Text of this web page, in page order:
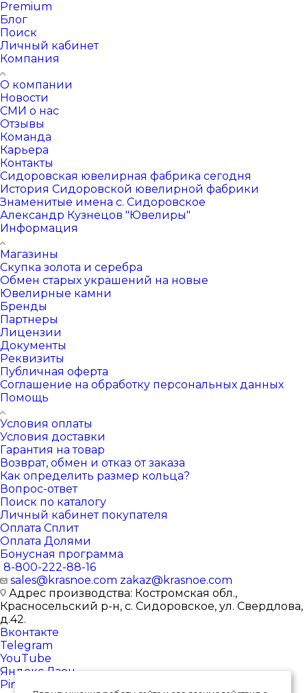
Premium
Блог
Поиск
Личный кабинет
Компания
О компании
Новости
СМИ о нас
Отзывы
Команда
Карьера
Контакты
Сидоровская ювелирная фабрика сегодня
История Сидоровской ювелирной фабрики
Знаменитые имена с. Сидоровское
Александр Кузнецов "Ювелиры"
Информация
Магазины
Скупка золота и серебра
Обмен старых украшений на новые
Ювелирные камни
Бренды
Партнеры
Лицензии
Документы
Реквизиты
Публичная оферта
Соглашение на обработку персональных данных
Помощь
Условия оплаты
Условия доставки
Гарантия на товар
Возврат, обмен и отказ от заказа
Как определить размер кольца?
Вопрос-ответ
Поиск по каталогу
Личный кабинет покупателя
Оплата Сплит
Оплата Долями
Бонусная программа
8-800-222-88-16
sales@krasnoe.com zakaz@krasnoe.com
Адрес производства: Костромская обл.,
Красносельский р-н, с. Сидоровское, ул. Свердлова,
д.42.
Вконтакте
Telegram
YouTube
Яндекс.Дзен
Pinterest